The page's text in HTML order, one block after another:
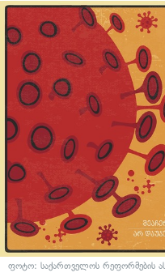
ფოტო: საქართველოს რეფორმების